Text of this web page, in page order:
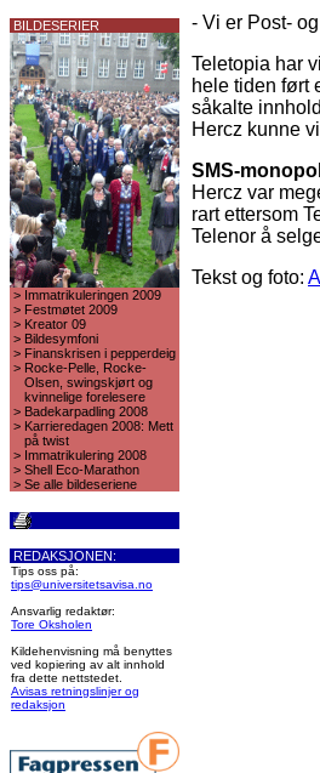
BILDESERIER
> Immatrikuleringen 2009
> Festmøtet 2009
> Kreator 09
> Bildesymfoni
> Finanskrisen i pepperdeig
> Rocke-Pelle, Rocke-
Olsen, swingskjørt og
kvinnelige forelesere
> Badekarpadling 2008
> Karrieredagen 2008: Mett
på twist
> Immatrikulering 2008
> Shell Eco-Marathon
> Se alle bildeseriene
REDAKSJONEN:
Tips oss på:
tips@universitetsavisa.no
Ansvarlig redaktør:
Tore Oksholen
Kildehenvisning må benyttes
ved kopiering av alt innhold
fra dette nettstedet.
Avisas retningslinjer og
redaksjon
- Vi er Post-
Teletopia har
hele tiden ført
såkalte
Hercz kunne
SMS-
Hercz var
rart ettersom
Telenor å
Tekst og foto: